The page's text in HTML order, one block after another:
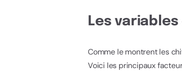
Les
Comme le montrent les
Voici les principaux